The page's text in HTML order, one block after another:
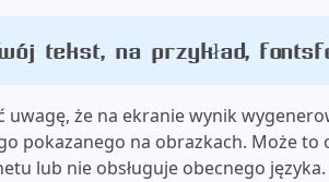
tekst, na przykład,
uwagę, że na ekranie wynik
pokazanego na obrazkach. Może to
lub nie obsługuje obecnego języka.